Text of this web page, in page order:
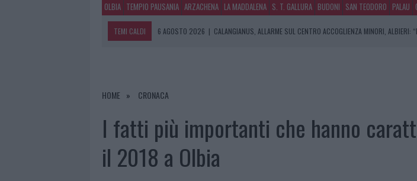
OLBIA TEMPIO PAUSANIA ARZACHENA LA MADDALENA S. T. GALLURA BUDONI SAN TEODORO PALAU
TEMI CALDI 6 AGOSTO 2026 | CALANGIANUS, ALLARME SUL CENTRO ACCOGLIENZA MINORI, ALBIERI:
PER I TRATTAMENTI LASER NON INVASIVI
6 AGOSTO 2026
ANDREA MURA CONQUISTA PALAU: GRANDE PARTECIPAZIONE PER IL SUO RACCONTO
HOME CRONACA
I fatti più importanti che hanno
il 2018 a Olbia